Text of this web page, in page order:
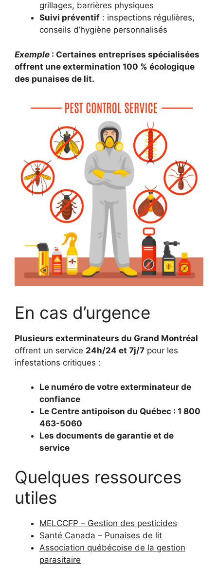
grillages, barrières physiques
Suivi préventif : inspections régulières,
conseils d’hygiène personnalisés
Exemple : Certaines entreprises spécialisées
offrent une extermination 100 % écologique
des punaises de lit.
En cas d’urgence
Plusieurs exterminateurs du Grand Montréal
offrent un service 24h/24 et 7j/7 pour les
infestations critiques :
Le numéro de votre exterminateur de
confiance
Le Centre antipoison du Québec : 1 800
463-5060
Les documents de garantie et de
service
Quelques ressources
utiles
MELCCFP – Gestion des pesticides
Santé Canada – Punaises de lit
Association québécoise de la gestion
parasitaire